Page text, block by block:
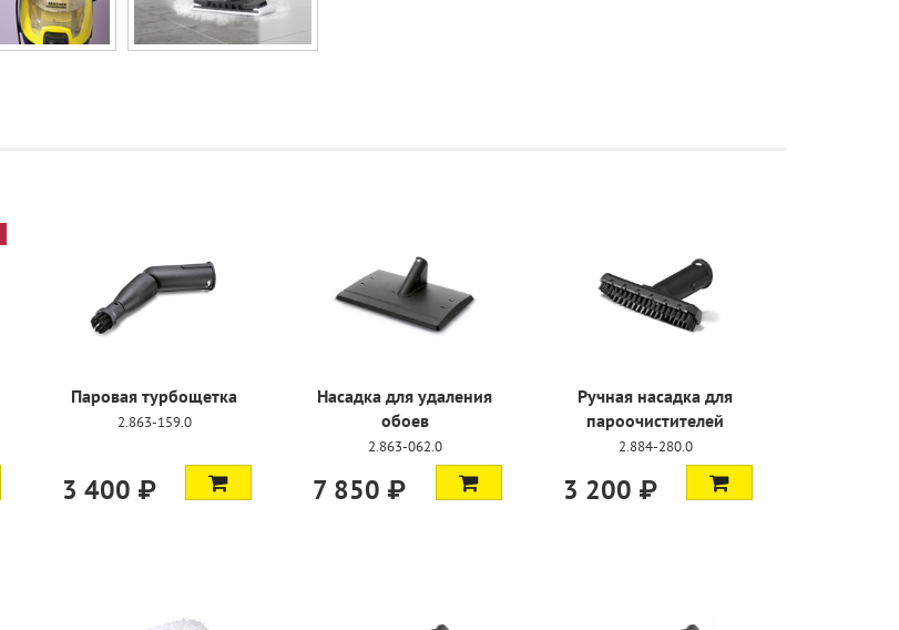
Паровая турбощетка
2.863-159.0
3 400 ₽
Насадка для удаления
обоев
2.863-062.0
7 850 ₽
Ручная насадка для
пароочистителей
2.884-280.0
3 200 ₽